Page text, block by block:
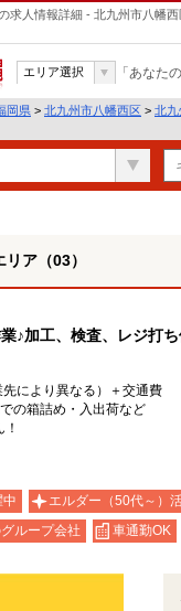
人情報詳細 - 北九州市八幡西
エリア選択 「あなた
岡県 > 北九州市八幡西区 > 北九
ア（03）
♪加工、検査、レジ打
により異なる）＋交通費
の箱詰め・入出荷など
中 エルダー（50代～）
ループ会社 車通勤OK